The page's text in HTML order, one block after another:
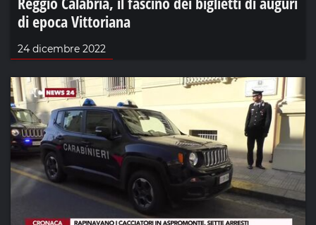
di epoca Vittoriana
24 dicembre 2022